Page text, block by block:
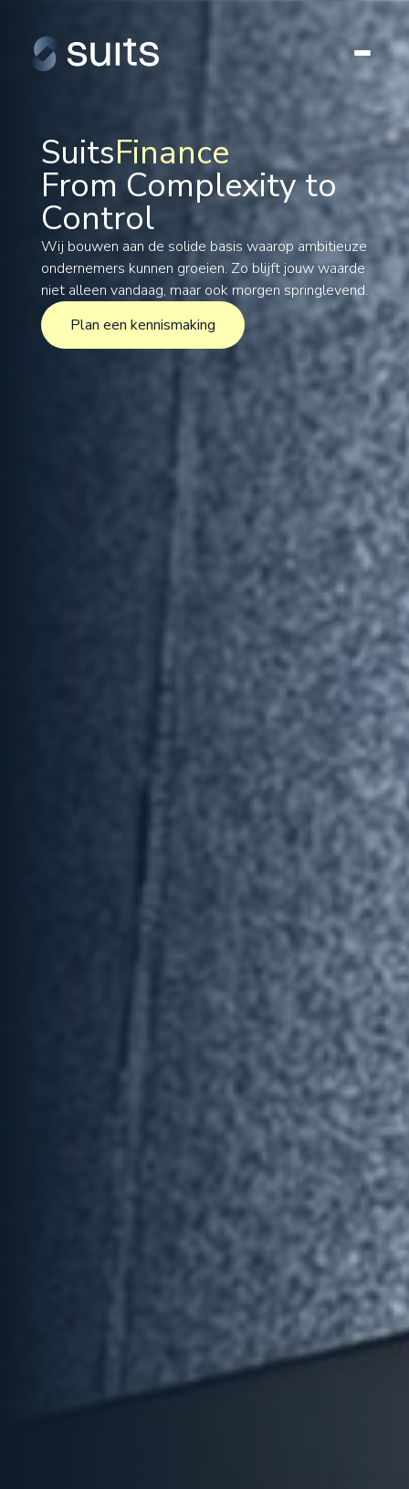
SuitsFinance
Tax
Legal
Formations
International
Projects
From Complexity to
Control
Wij bouwen aan de solide basis waarop ambitieuze
ondernemers kunnen groeien. Zo blijft jouw waarde
niet alleen vandaag, maar ook morgen springlevend.
Plan een kennismaking